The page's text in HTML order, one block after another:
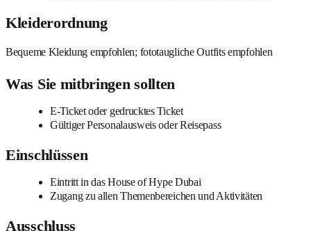
Kleiderordnung
Bequeme Kleidung empfohlen; fototaugliche Outfits empfohlen
Was Sie mitbringen sollten
E-Ticket oder gedrucktes Ticket
Gültiger Personalausweis oder Reisepass
Einschlüssen
Eintritt in das House of Hype Dubai
Zugang zu allen Themenbereichen und Aktivitäten
Ausschluss